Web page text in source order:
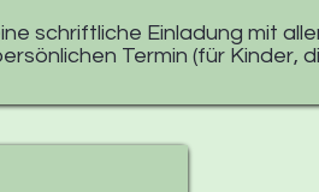
schriftliche Einladung mit
Termin (für Kinder,